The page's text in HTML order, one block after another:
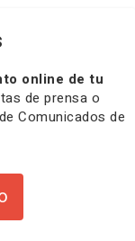
online de tu
de prensa o
Comunicados de